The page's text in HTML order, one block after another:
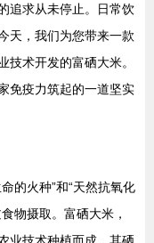
追求从未停止。日常饮
天，我们为您带来一款
术开发的富硒大米。
免疫力筑起的一道坚实
的火种”和“天然抗氧化
物摄取。富硒大米，
业技术种植而成，其硒